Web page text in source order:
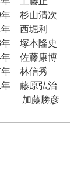
杉山清次
西堀利
塚本隆史
佐藤康博
林信秀
藤原弘治
加藤勝彦